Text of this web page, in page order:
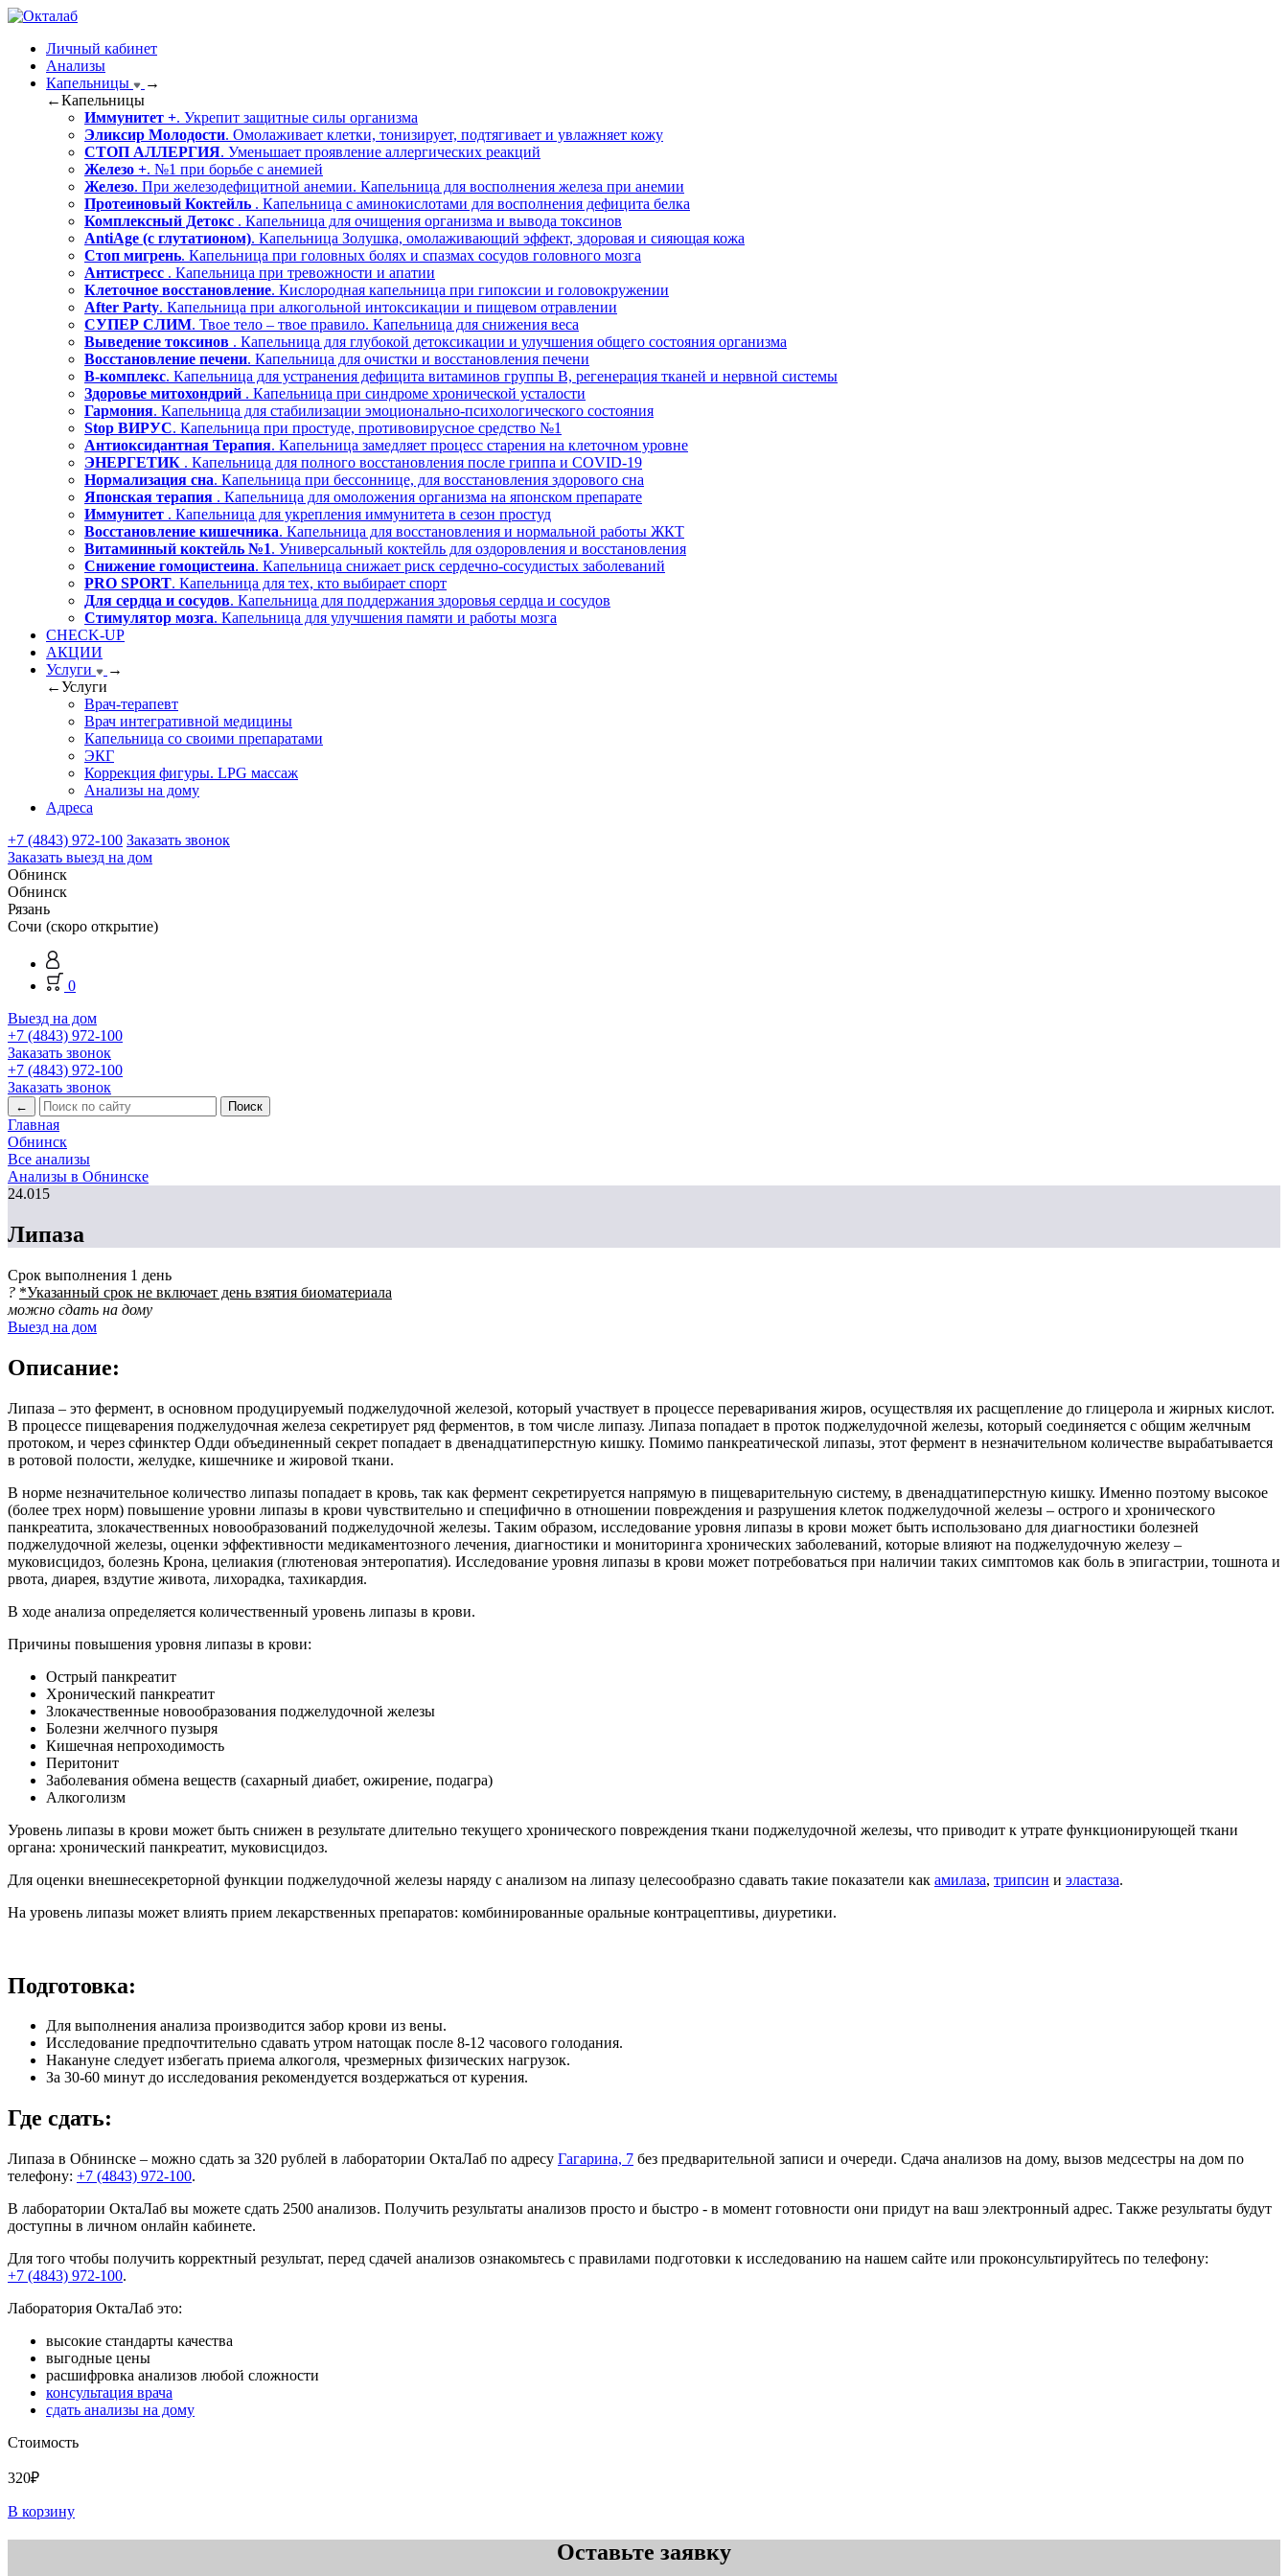
Личный кабинет
Анализы
Капельницы
→
←Капельницы
Иммунитет +. Укрепит защитные силы организма
Эликсир Молодости. Омолаживает клетки, тонизирует, подтягивает и увлажняет кожу
СТОП АЛЛЕРГИЯ. Уменьшает проявление аллергических реакций
Железо +. №1 при борьбе с анемией
Железо. При железодефицитной анемии. Капельница для восполнения железа при анемии
Протеиновый Коктейль . Капельница с аминокислотами для восполнения дефицита белка
Комплексный Детокс . Капельница для очищения организма и вывода токсинов
AntiAge (с глутатионом). Капельница Золушка, омолаживающий эффект, здоровая и сияющая кожа
Стоп мигрень. Капельница при головных болях и спазмах сосудов головного мозга
Антистресс . Капельница при тревожности и апатии
Клеточное восстановление. Кислородная капельница при гипоксии и головокружении
After Party. Капельница при алкогольной интоксикации и пищевом отравлении
СУПЕР СЛИМ. Твое тело – твое правило. Капельница для снижения веса
Выведение токсинов . Капельница для глубокой детоксикации и улучшения общего состояния организма
Восстановление печени. Капельница для очистки и восстановления печени
В-комплекс. Капельница для устранения дефицита витаминов группы В, регенерация тканей и нервной системы
Здоровье митохондрий . Капельница при синдроме хронической усталости
Гармония. Капельница для стабилизации эмоционально-психологического состояния
Stop ВИРУС. Капельница при простуде, противовирусное средство №1
Антиоксидантная Терапия. Капельница замедляет процесс старения на клеточном уровне
ЭНЕРГЕТИК . Капельница для полного восстановления после гриппа и COVID-19
Нормализация сна. Капельница при бессоннице, для восстановления здорового сна
Японская терапия . Капельница для омоложения организма на японском препарате
Иммунитет . Капельница для укрепления иммунитета в сезон простуд
Восстановление кишечника. Капельница для восстановления и нормальной работы ЖКТ
Витаминный коктейль №1. Универсальный коктейль для оздоровления и восстановления
Снижение гомоцистеина. Капельница снижает риск сердечно-сосудистых заболеваний
PRO SPORT. Капельница для тех, кто выбирает спорт
Для сердца и сосудов. Капельница для поддержания здоровья сердца и сосудов
Стимулятор мозга. Капельница для улучшения памяти и работы мозга
CHECK-UP
АКЦИИ
Услуги
→
←Услуги
Врач-терапевт
Врач интегративной медицины
Капельница со своими препаратами
ЭКГ
Коррекция фигуры. LPG массаж
Анализы на дому
Адреса
+7 (4843) 972-100 Заказать звонок
Заказать выезд на дом
Обнинск
Обнинск
Рязань
Сочи (скоро открытие)
0
Выезд на дом
+7 (4843) 972-100
Заказать звонок
+7 (4843) 972-100
Заказать звонок
←
Главная
Обнинск
Все анализы
Анализы в Обнинске
24.015
Липаза
Срок выполнения 1 день
? *Указанный срок не включает день взятия биоматериала
можно сдать на дому
Выезд на дом
Описание:
Липаза – это фермент, в основном продуцируемый поджелудочной железой, который участвует в процессе переваривания жиров, осуществляя их расщепление до глицерола и жирных кислот.
В процессе пищеварения поджелудочная железа секретирует ряд ферментов, в том числе липазу. Липаза попадает в проток поджелудочной железы, который соединяется с общим желчным
протоком, и через сфинктер Одди объединенный секрет попадает в двенадцатиперстную кишку. Помимо панкреатической липазы, этот фермент в незначительном количестве вырабатывается
в ротовой полости, желудке, кишечнике и жировой ткани.
В норме незначительное количество липазы попадает в кровь, так как фермент секретируется напрямую в пищеварительную систему, в двенадцатиперстную кишку. Именно поэтому высокое
(более трех норм) повышение уровни липазы в крови чувствительно и специфично в отношении повреждения и разрушения клеток поджелудочной железы – острого и хронического
панкреатита, злокачественных новообразований поджелудочной железы. Таким образом, исследование уровня липазы в крови может быть использовано для диагностики болезней
поджелудочной железы, оценки эффективности медикаментозного лечения, диагностики и мониторинга хронических заболеваний, которые влияют на поджелудочную железу –
муковисцидоз, болезнь Крона, целиакия (глютеновая энтеропатия). Исследование уровня липазы в крови может потребоваться при наличии таких симптомов как боль в эпигастрии, тошнота и
рвота, диарея, вздутие живота, лихорадка, тахикардия.
В ходе анализа определяется количественный уровень липазы в крови.
Причины повышения уровня липазы в крови:
Острый панкреатит
Хронический панкреатит
Злокачественные новообразования поджелудочной железы
Болезни желчного пузыря
Кишечная непроходимость
Перитонит
Заболевания обмена веществ (сахарный диабет, ожирение, подагра)
Алкоголизм
Уровень липазы в крови может быть снижен в результате длительно текущего хронического повреждения ткани поджелудочной железы, что приводит к утрате функционирующей ткани
органа: хронический панкреатит, муковисцидоз.
Для оценки внешнесекреторной функции поджелудочной железы наряду с анализом на липазу целесообразно сдавать такие показатели как амилаза, трипсин и эластаза.
На уровень липазы может влиять прием лекарственных препаратов: комбинированные оральные контрацептивы, диуретики.
Подготовка:
Для выполнения анализа производится забор крови из вены.
Исследование предпочтительно сдавать утром натощак после 8-12 часового голодания.
Накануне следует избегать приема алкоголя, чрезмерных физических нагрузок.
За 30-60 минут до исследования рекомендуется воздержаться от курения.
Где сдать:
Липаза в Обнинске – можно сдать за 320 рублей в лаборатории ОктаЛаб по адресу Гагарина, 7 без предварительной записи и очереди. Сдача анализов на дому, вызов медсестры на дом по
телефону: +7 (4843) 972-100.
В лаборатории ОктаЛаб вы можете сдать 2500 анализов. Получить результаты анализов просто и быстро - в момент готовности они придут на ваш электронный адрес. Также результаты будут
доступны в личном онлайн кабинете.
Для того чтобы получить корректный результат, перед сдачей анализов ознакомьтесь с правилами подготовки к исследованию на нашем сайте или проконсультируйтесь по телефону:
+7 (4843) 972-100.
Лаборатория ОктаЛаб это:
высокие стандарты качества
выгодные цены
расшифровка анализов любой сложности
консультация врача
сдать анализы на дому
Стоимость
320₽
В корзину
Оставьте заявку